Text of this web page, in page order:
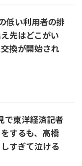
低い利用者の排
先はどこがい
換が開始され
で東洋経済記者
するも、高橋
すぎて泣ける